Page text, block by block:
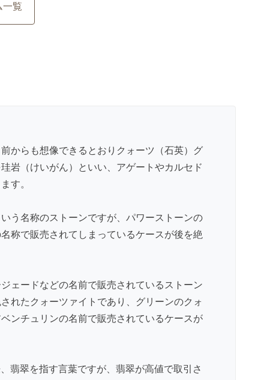
一覧
からも想像できるとおりクォーツ（石英）グ
岩（けいがん）といい、アゲートやカルセド
す。
う名称のストーンですが、パワーストーンの
称で販売されてしまっているケースが後を絶
ェードなどの名前で販売されているストーン
れたクォーツァイトであり、グリーンのクォ
ンチュリンの名前で販売されているケースが
翡翠を指す言葉ですが、翡翠が高値で取引さ